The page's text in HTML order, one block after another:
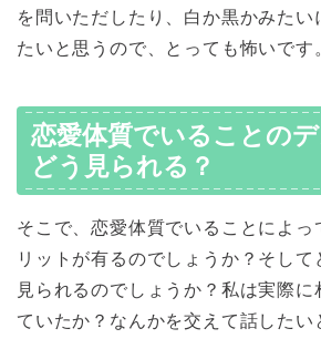
を問いただしたり、白か黒かみたい
たいと思うので、とっても怖いです
恋愛体質でいることのデ
どう見られる？
そこで、恋愛体質でいることによっ
リットが有るのでしょうか？そして
見られるのでしょうか？私は実際に
ていたか？なんかを交えて話したい